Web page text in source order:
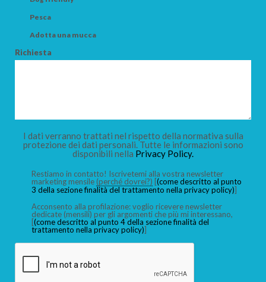
Pesca
Adotta una mucca
Richiesta
I dati verranno trattati nel rispetto della normativa sulla
protezione dei dati personali. Tutte le informazioni sono
disponibili nella Privacy Policy.
Restiamo in contatto! Iscrivetemi alla vostra newsletter
marketing mensile (perché dovrei?) [(come descritto al punto
3 della sezione finalità del trattamento nella privacy policy)]
Acconsento alla profilazione: voglio ricevere newsletter
dedicate (mensili) per gli argomenti che più mi interessano,
[(come descritto al punto 4 della sezione finalità del
trattamento nella privacy policy)]